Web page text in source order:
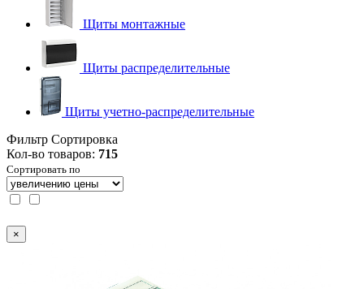
Щиты монтажные
Щиты распределительные
Щиты учетно-распределительные
Фильтр Сортировка
Кол-во товаров: 715
Сортировать по
×